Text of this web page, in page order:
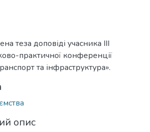
теза доповіді учасника ІІІ
практичної конференції
та інфраструктура».
опис